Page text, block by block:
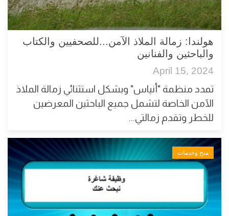
هولندا: زمالة الملاذ الآمن...للصحفيين والكتاب
والباحثين والفنانين
April 15, 2024
تمدد منظمة "أنياس" وبشكل استثنائي زمالة الملاذ
الآمن الخاصة لتشمل جميع الباحثين المعرضين
للخطر وتقدم زمالتي...
منح وخدمات